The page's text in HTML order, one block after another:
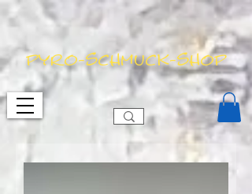
pyro-schmuck-shop